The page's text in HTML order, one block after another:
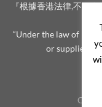
『根據香港法律,不得
“Under the law of
or supplied to